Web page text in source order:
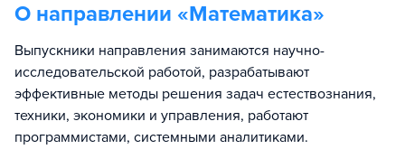
О направлении «Математика»
Выпускники направления занимаются научно-
исследовательской работой, разрабатывают
эффективные методы решения задач естествознания,
техники, экономики и управления, работают
программистами, системными аналитиками.